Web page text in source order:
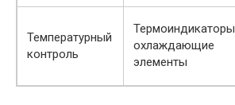
Температурный
контроль
охлаждающие
элементы